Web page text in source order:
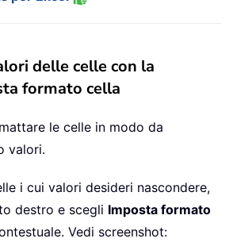
delle celle con la
formato cella
le celle in modo da
valori.
i cui valori desideri nascondere,
destro e scegli Imposta formato
Vedi screenshot: